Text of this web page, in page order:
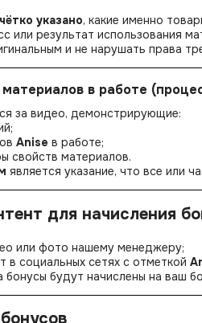
чётко указано, какие именно
или результат использования
и не нарушать права
материалов в работе
за видео, демонстрирующие:
Anise в работе;
свойств материалов.
является указание, что все или
для начисления
или фото нашему менеджеру;
в социальных сетях с отметкой
бонусы будут начислены на ваш